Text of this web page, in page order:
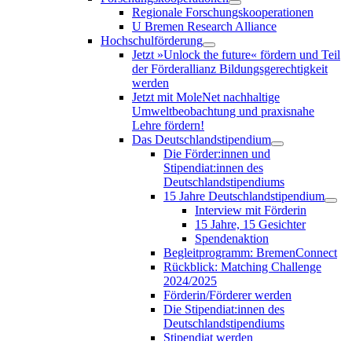
Regionale Forschungskooperationen
U Bremen Research Alliance
Hochschulförderung
Jetzt »Unlock the future« fördern und Teil
der Förderallianz Bildungsgerechtigkeit
werden
Jetzt mit MoleNet nachhaltige
Umweltbeobachtung und praxisnahe
Lehre fördern!
Das Deutschlandstipendium
Die Förder:innen und
Stipendiat:innen des
Deutschlandstipendiums
15 Jahre Deutschlandstipendium
Interview mit Förderin
15 Jahre, 15 Gesichter
Spendenaktion
Begleitprogramm: BremenConnect
Rückblick: Matching Challenge
2024/2025
Förderin/Förderer werden
Die Stipendiat:innen des
Deutschlandstipendiums
Stipendiat werden